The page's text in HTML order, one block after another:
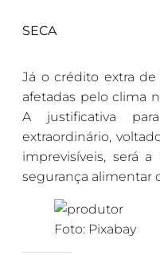
SECA
Já o crédito extra de
afetadas pelo clima
A justificativa
extraordinário,
imprevisíveis, será
segurança alimentar
Foto: Pixabay